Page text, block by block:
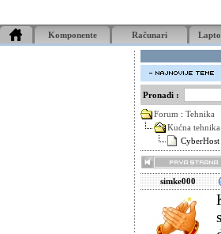
Komponente Računari
Pronađi :
Forum : Tehnika
Kućna tehnika
simke000